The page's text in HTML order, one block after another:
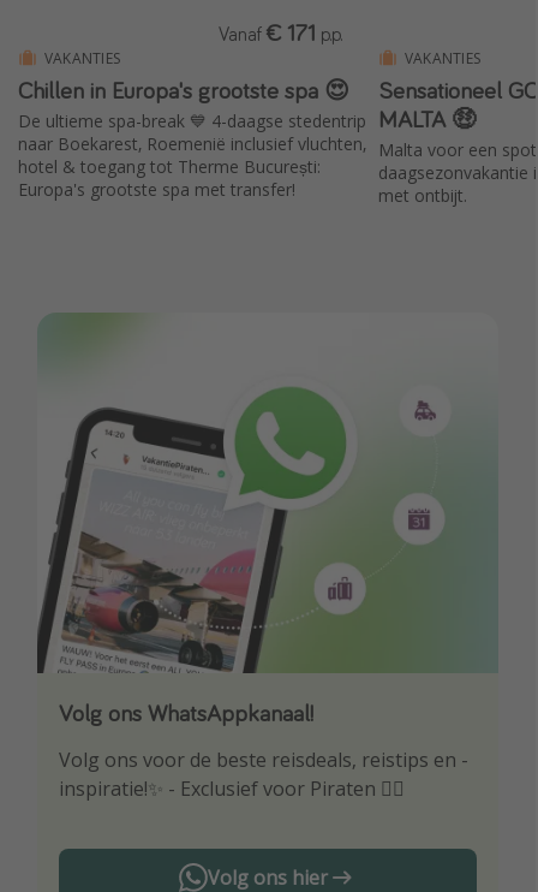
VAKANTIES
Chillen in Europa's grootste spa 😍
De ultieme spa-break 💙 4-daagse stedentrip
naar Boekarest, Roemenië inclusief vluchten,
hotel & toegang tot Therme București:
Europa's grootste spa met transfer!
Vanaf € 171 p.p.
VAKANTIES
Sensationeel
MALTA 🤑
Malta voor een
daagsezonvakantie
met ontbijt.
Volg ons WhatsAppkanaal!
Volg ons voor de beste reisdeals, reistips en -
inspiratie!✨ - Exclusief voor Piraten 🏴‍☠️
Volg ons hier
Download onze app
Wees als eerste op de hoogte van de beste
reisaanbiedingen